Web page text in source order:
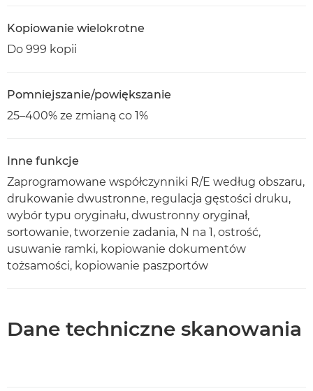
Kopiowanie wielokrotne
Do 999 kopii
Pomniejszanie/powiększanie
25–400% ze zmianą co 1%
Inne funkcje
Zaprogramowane współczynniki R/E według obszaru,
drukowanie dwustronne, regulacja gęstości druku,
wybór typu oryginału, dwustronny oryginał,
sortowanie, tworzenie zadania, N na 1, ostrość,
usuwanie ramki, kopiowanie dokumentów
tożsamości, kopiowanie paszportów
Dane techniczne skanowania